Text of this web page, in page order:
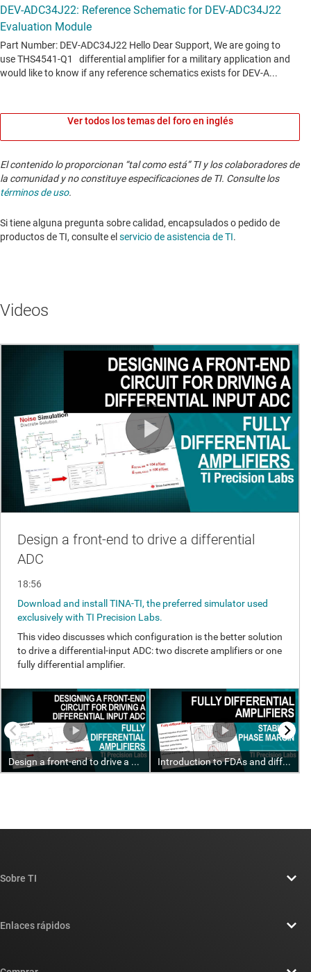
Ver todos los temas del foro en inglés
El contenido lo proporcionan “tal como está” TI y los colaboradores de
la comunidad y no constituye especificaciones de TI. Consulte los
términos de uso.
Si tiene alguna pregunta sobre calidad, encapsulados o pedido de
productos de TI, consulte el servicio de asistencia de TI. ​​​​​​​​​​​​​​
Videos
Sobre TI
Enlaces rápidos